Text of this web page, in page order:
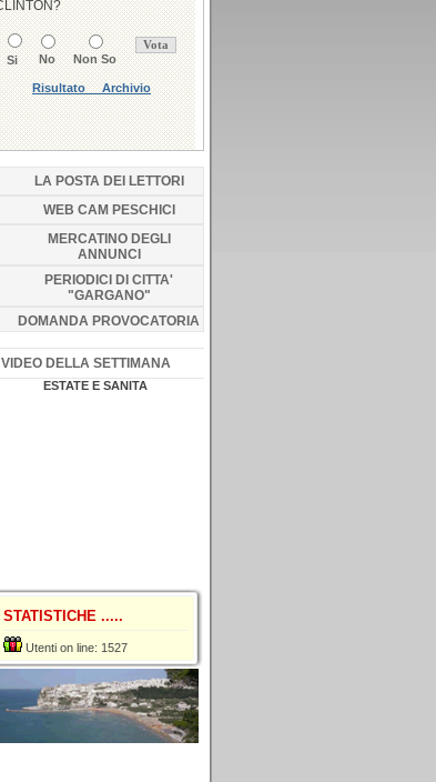
LA POSTA DEI LETTORI
WEB CAM PESCHICI
MERCATINO DEGLI
ANNUNCI
PERIODICI DI CITTA'
"GARGANO"
DOMANDA PROVOCATORIA
VIDEO DELLA SETTIMANA
ESTATE E SANITA
STATISTICHE .....
Utenti on line: 1527